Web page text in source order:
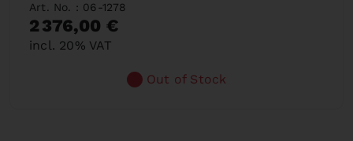
Art. No. : 06-1278
2 376,00 €
incl. 20% VAT
Out of Stock